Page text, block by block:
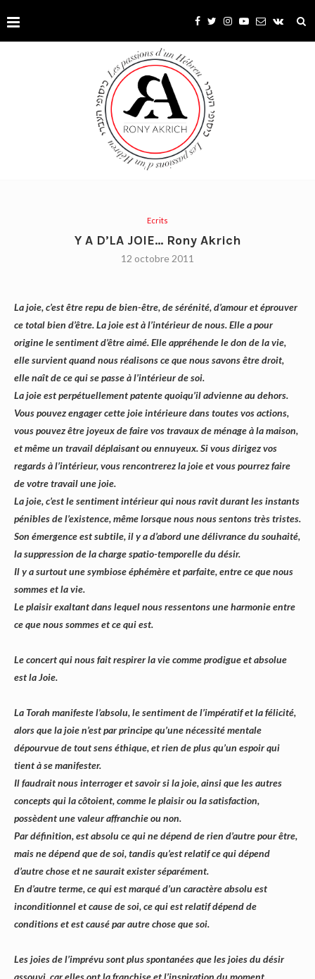
Ecrits
Y A D’LA JOIE… Rony Akrich
12 octobre 2011
La joie, c’est être repu de bien-être, de sérénité, d’amour et éprouver
ce total bien d’être. La joie est à l’intérieur de nous. Elle a pour
origine le sentiment d’être aimé. Elle appréhende le don de la vie,
elle survient quand nous réalisons ce que nous savons être droit,
elle naît de ce qui se passe à l’intérieur de soi.
La joie est perpétuellement patente quoiqu’il advienne au dehors.
Vous pouvez engager cette joie intérieure dans toutes vos actions,
vous pouvez être joyeux de faire vos travaux de ménage à la maison,
et même un travail déplaisant ou ennuyeux. Si vous dirigez vos
regards à l’intérieur, vous rencontrerez la joie et vous pourrez faire
de votre travail une joie.
La joie, c’est le sentiment intérieur qui nous ravit durant les instants
pénibles de l’existence, même lorsque nous nous sentons très tristes.
Son émergence est subtile, il y a d’abord une délivrance du souhaité,
la suppression de la charge spatio-temporelle du désir.
Il y a surtout une symbiose éphémère et parfaite, entre ce que nous
sommes et la vie.
Le plaisir exaltant dans lequel nous ressentons une harmonie entre
ce que nous sommes et ce qui est.
Le concert qui nous fait respirer la vie comme prodigue et absolue
est la Joie.
La Torah manifeste l’absolu, le sentiment de l’impératif et la félicité,
alors que la joie n’est par principe qu’une nécessité mentale
dépourvue de tout sens éthique, et rien de plus qu’un espoir qui
tient à se manifester.
Il faudrait nous interroger et savoir si la joie, ainsi que les autres
concepts qui la côtoient, comme le plaisir ou la satisfaction,
possèdent une valeur affranchie ou non.
Par définition, est absolu ce qui ne dépend de rien d’autre pour être,
mais ne dépend que de soi, tandis qu’est relatif ce qui dépend
d’autre chose et ne saurait exister séparément.
En d’autre terme, ce qui est marqué d’un caractère absolu est
inconditionnel et cause de soi, ce qui est relatif dépend de
conditions et est causé par autre chose que soi.
Les joies de l’imprévu sont plus spontanées que les joies du désir